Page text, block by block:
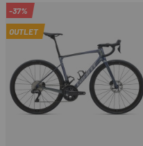
-37%
OUTLET